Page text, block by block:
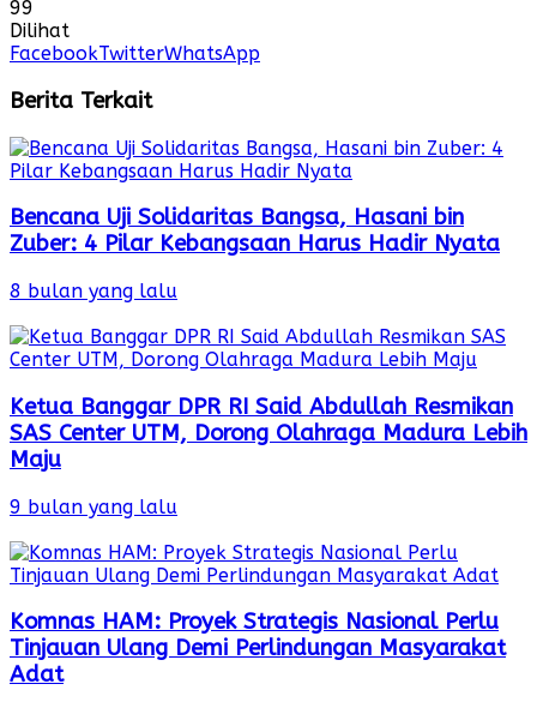
99
Dilihat
FacebookTwitterWhatsApp
Berita Terkait
Bencana Uji Solidaritas Bangsa, Hasani bin
Zuber: 4 Pilar Kebangsaan Harus Hadir Nyata
8 bulan yang lalu
Ketua Banggar DPR RI Said Abdullah Resmikan
SAS Center UTM, Dorong Olahraga Madura Lebih
Maju
9 bulan yang lalu
Komnas HAM: Proyek Strategis Nasional Perlu
Tinjauan Ulang Demi Perlindungan Masyarakat
Adat